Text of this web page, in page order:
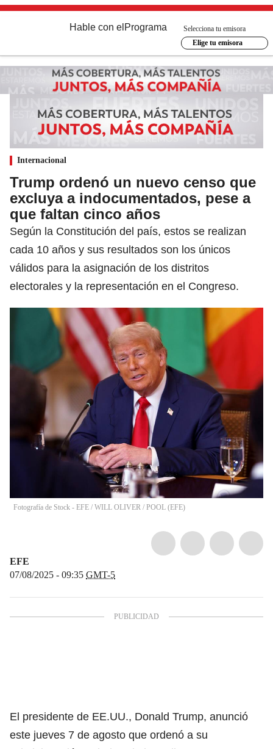
Hable con el Programa
Selecciona tu emisora
Elige tu emisora
Internacional
Trump ordenó un nuevo censo que
excluya a indocumentados, pese a
que faltan cinco años
Según la Constitución del país, estos se realizan
cada 10 años y sus resultados son los únicos
válidos para la asignación de los distritos
electorales y la representación en el Congreso.
Fotografía de Stock - EFE / WILL OLIVER / POOL (EFE)
EFE
07/08/2025 - 09:35 GMT-5
El presidente de EE.UU., Donald Trump, anunció
este jueves 7 de agosto que ordenó a su